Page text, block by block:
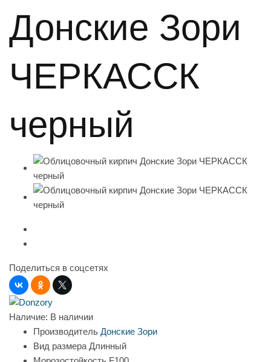
Донские Зори
ЧЕРКАССК
черный
Поделиться в соцсетях
Наличие: В наличии
Производитель Донские Зори
Вид размера Длинный